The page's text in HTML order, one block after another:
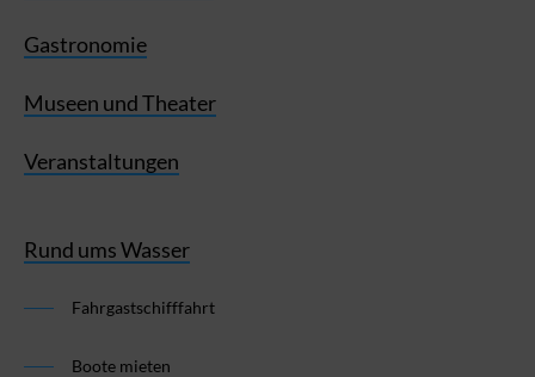
Gastronomie
Museen und Theater
Veranstaltungen
Rund ums Wasser
Fahrgastschifffahrt
Boote mieten